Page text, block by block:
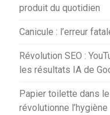
produit du quotidien
Canicule : l’erreur
Révolution SEO :
les résultats IA de
Papier toilette dans
révolutionne